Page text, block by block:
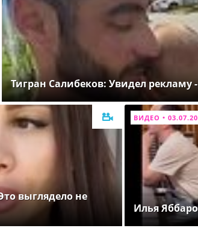
Тигран Салибеков: Увидел
выглядело не
ВИДЕО •
Илья